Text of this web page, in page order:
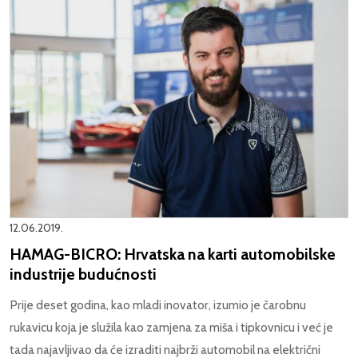
12.06.2019.
HAMAG-BICRO: Hrvatska na karti automobilske
industrije budućnosti
Prije deset godina, kao mladi inovator, izumio je čarobnu
rukavicu koja je služila kao zamjena za miša i tipkovnicu i već je
tada najavljivao da će izraditi najbrži automobil na električni